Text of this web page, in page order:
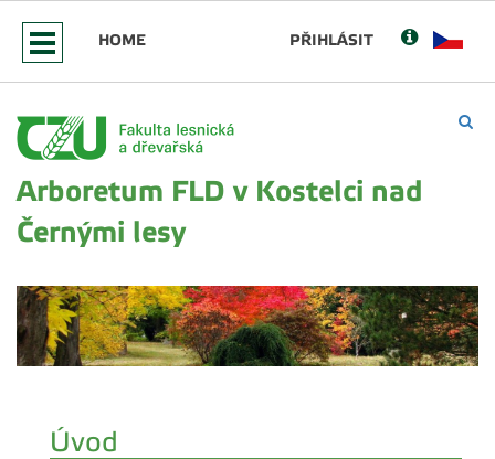
HOME PŘIHLÁSIT
Arboretum FLD v Kostelci nad
Černými lesy
Úvod